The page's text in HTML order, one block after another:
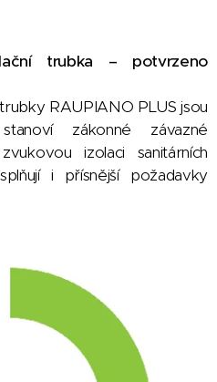
trubka – potvrzeno
RAUPIANO PLUS jsou
zákonné závazné
izolaci sanitárních
i přísnější požadavky